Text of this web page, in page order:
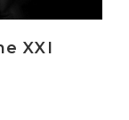
XXI